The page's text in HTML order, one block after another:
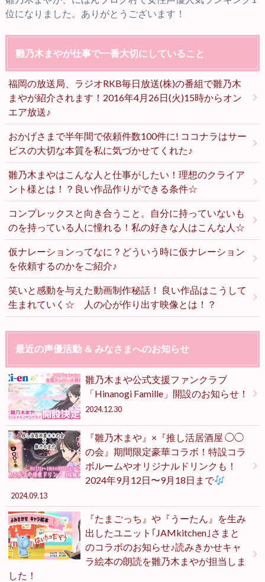
位になりました。ありがとうございます！
雛乃木まやが仕事で一番大切にしていること
福岡の放送局、ラジオRKB毎日放送(株)の番組で雛乃木
まやが紹介されます！2016年4月26日(火)15時からオン
エア放送♪
おかげさまで半年間で依頼件数100件に! ココナラはサー
ビスの大切な本質を私に気づかせてくれた♪
雛乃木まやはこんな人と仕事がしたい！理想のクライア
ント様とは！？良い作品作りができる条件☆
コンプレックスと向き合うこと。自分に持っていないも
のを持っている人に憧れる！私の好きな人はこんな人☆
仮ナレーションってなに？どういう時に仮ナレーション
を依頼するのかをご紹介♪
笑いと感動を与えた動画制作秘話！ 良い作品はこうして
生まれていく☆ 人の心が作り出す映像とは！？
最近の声優活動 ＆ みなさまへのお知らせ
雛乃木まや公式支援ファンクラブ
「Hinanogi Famille」開設のお知らせ！
2024.12.30
『雛乃木まや』×『推し活居酒屋 ◯◯
の会』期間限定豪華コラボ！特設コラ
ボルームやオリジナルドリンクも！
2024年9月12日〜9月18日まで
2024.09.13
『たまごっち』や『うーたん』を生み
出したユニット｢JAMkitchen｣さまと
のコラボのお知らせ♪読みきかせキャ
ラ絵本の朗読を雛乃木まやが担当しま
した！